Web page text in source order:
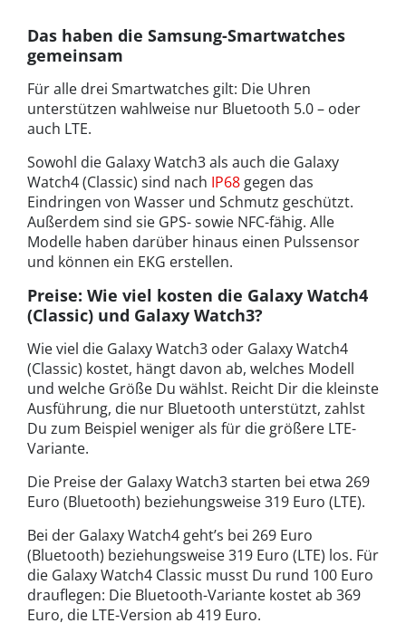
Das haben die Samsung-Smartwatches
gemeinsam
Für alle drei Smartwatches gilt: Die Uhren
unterstützen wahlweise nur Bluetooth 5.0 – oder
auch LTE.
Sowohl die Galaxy Watch3 als auch die Galaxy
Watch4 (Classic) sind nach IP68 gegen das
Eindringen von Wasser und Schmutz geschützt.
Außerdem sind sie GPS- sowie NFC-fähig. Alle
Modelle haben darüber hinaus einen Pulssensor
und können ein EKG erstellen.
Preise: Wie viel kosten die Galaxy Watch4
(Classic) und Galaxy Watch3?
Wie viel die Galaxy Watch3 oder Galaxy Watch4
(Classic) kostet, hängt davon ab, welches Modell
und welche Größe Du wählst. Reicht Dir die kleinste
Ausführung, die nur Bluetooth unterstützt, zahlst
Du zum Beispiel weniger als für die größere LTE-
Variante.
Die Preise der Galaxy Watch3 starten bei etwa 269
Euro (Bluetooth) beziehungsweise 319 Euro (LTE).
Bei der Galaxy Watch4 geht’s bei 269 Euro
(Bluetooth) beziehungsweise 319 Euro (LTE) los. Für
die Galaxy Watch4 Classic musst Du rund 100 Euro
drauflegen: Die Bluetooth-Variante kostet ab 369
Euro, die LTE-Version ab 419 Euro.